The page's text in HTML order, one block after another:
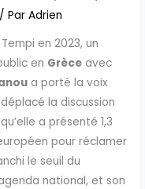
/ ParAdrien
en 2023, un
en Grèce avec
a porté la voix
la discussion
a présenté 1,3
pour réclamer
le seuil du
national, et son